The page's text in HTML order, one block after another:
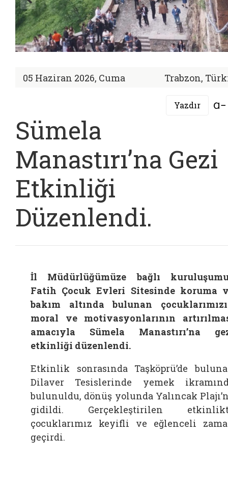
05 Haziran 2026, Cuma Trabzon,
Yazdır
Sümela
Manastırı’na Gezi
Etkinliği
Düzenlendi.
İl Müdürlüğümüze bağlı
Fatih Çocuk Evleri Sitesinde koruma
bakım altında bulunan
moral ve motivasyonlarının
amacıyla Sümela Manastırı’na
etkinliği düzenlendi.
Etkinlik sonrasında Taşköprü’de
Dilaver Tesislerinde yemek
bulunuldu, dönüş yolunda Yalıncak
gidildi. Gerçekleştirilen
çocuklarımız keyifli ve eğlenceli
geçirdi.